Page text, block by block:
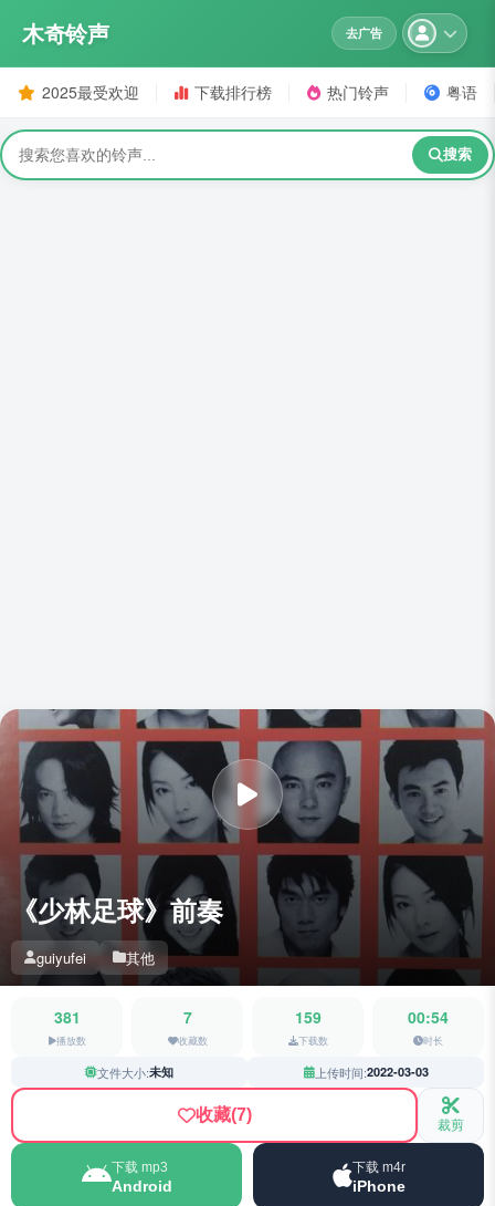
木奇铃声 去广告
2025最受欢迎 下载排行榜 热门铃声 粤语
搜索
《少林足球》前奏
guiyufei 其他
381
播放数
7
收藏数
159
下载数
00:54
时长
文件大小:未知 上传时间:2022-03-03
收藏(7) 裁剪
下载 mp3
Android
下载 m4r
iPhone